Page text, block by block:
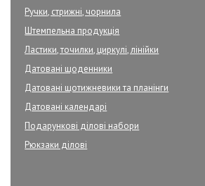
Ручки, стрижні, чорнила
Штемпельна продукція
Ластики, точилки, циркулі, лінійки
Датовані щоденники
Датовані щотижневики та планінги
Датовані календарі
Подарункові ділові набори
Рюкзаки ділові